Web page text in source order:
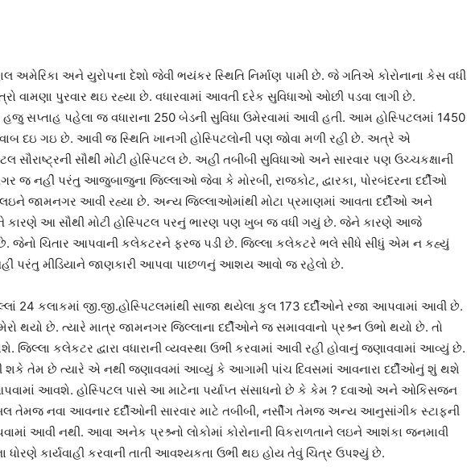
અને યુરોપના દેશો જેવી ભયંકર સ્થિતિ નિર્માણ પામી છે. જે ગતિએ કોરોનાના કેસ વધી
વામણા પુરવાર થઇ રહ્યા છે. વધારવામાં આવતી દરેક સુવિધાઓ ઓછી પડવા લાગી છે.
હજુ સપ્તાહ પહેલા જ વધારાના 250 બેડની સુવિધા ઉમેરવામાં આવી હતી. આમ હોસ્પિટલમાં 1450
દઇ ગઇ છે. આવી જ સ્થિતિ ખાનગી હોસ્પિટલોની પણ જોવા મળી રહી છે. અત્રે એ
સૌથી મોટી હોસ્પિટલ છે. અહીં તબીબી સુવિધાઓ અને સારવાર પણ ઉચ્ચકક્ષાની
જ નહીં પરંતુ આજુબાજુના જિલ્લાઓ જેવા કે મોરબી, રાજકોટ, દ્વારકા, પોરબંદરના દર્દીઓ
લઇને જામનગર આવી રહ્યા છે. અન્ય જિલ્લાઓમાંથી મોટા પ્રમાણમાં આવતા દર્દીઓ અને
કારણે આ સૌથી મોટી હોસ્પિટલ પરનું ભારણ પણ ખુબ જ વધી ગયું છે. જેને કારણે આજે
છે. જેનો ચિતાર આપવાની કલેકટરને ફરજ પડી છે. જિલ્લા કલેકટરે ભલે સીધે સીધું એમ ન કહ્યું
પરંતુ મીડિયાને જાણકારી આપવા પાછળનું આશય આવો જ રહેલો છે.
24 કલાકમાં જી.જી.હોસ્પિટલમાંથી સાજા થયેલા કુલ 173 દર્દીઓને રજા આપવામાં આવી છે.
થયો છે. ત્યારે માત્ર જામનગર જિલ્લાના દર્દીઓને જ સમાવવાનો પ્રશ્ર્ન ઉભો થયો છે. તો
જિલ્લા કલેકટર દ્વારા વધારાની વ્યવસ્થા ઉભી કરવામાં આવી રહી હોવાનું જણાવવામાં આવ્યું છે.
તેમ છે ત્યારે એ નથી જણાવવમાં આવ્યું કે આગામી પાંચ દિવસમાં આવનારા દર્દીઓનું શું થશે
આવશે. હોસ્પિટલ પાસે આ માટેના પર્યાપ્ત સંસાધનો છે કે કેમ ? દવાઓ અને ઓકિસજન
તેમજ નવા આવનાર દર્દીઓની સારવાર માટે તબીબી, નર્સીંગ તેમજ અન્ય આનુસાંગીક સ્ટાફની
આવી નથી. આવા અનેક પ્રશ્ર્નો લોકોમાં કોરોનાની વિકરાળતાને લઇને આશંકા જનમાવી
ધોરણે કાર્યવાહી કરવાની તાતી આવશ્યકતા ઉભી થઇ હોય તેવું ચિત્ર ઉપશ્યું છે.